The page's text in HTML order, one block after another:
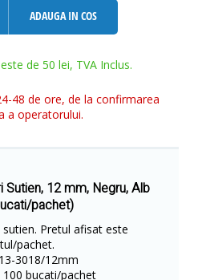
ADAUGA IN COS
de 50 lei, TVA Inclus.
48 de ore, de la confirmarea
a operatorului.
12 mm, Negru, Alb
pachet)
Pretul afisat este
pachet.
3018/12mm
100 bucati/pachet